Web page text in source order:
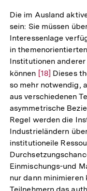
der
Die im Ausland
sein: Sie müssen
Interessenlage
in
Institutionen
können Zur
Auflösung
der
Fußnote
[18] Dieses
so mehr notwendig,
aus verschiedenen
asymmetrische
Regel werden die
Industrieländern
institutioneile
Einmischungs-und
nur dann minimieren
Teilnehmern das